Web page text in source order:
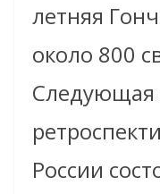
летняя
около 800
Следующая
России